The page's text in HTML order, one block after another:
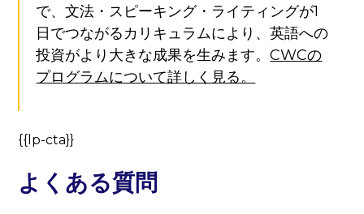
で、文法・スピーキング・ライティングが1
日でつながるカリキュラムにより、英語への
投資がより大きな成果を生みます。CWCの
プログラムについて詳しく見る。
{{lp-cta}}
よくある質問